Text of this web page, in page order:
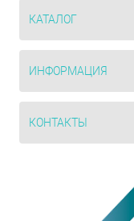
КАТАЛОГ
ИНФОРМАЦИЯ
КОНТАКТЫ